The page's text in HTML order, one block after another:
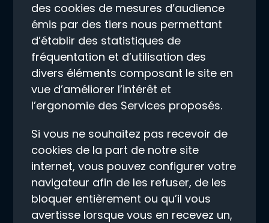
des cookies de mesures d’audience
émis par des tiers nous permettant
d’établir des statistiques de
fréquentation et d’utilisation des
divers éléments composant le site en
vue d’améliorer l’intérêt et
l’ergonomie des Services proposés.
Si vous ne souhaitez pas recevoir de
cookies de la part de notre site
internet, vous pouvez configurer votre
navigateur afin de les refuser, de les
bloquer entièrement ou qu’il vous
avertisse lorsque vous en recevez un,